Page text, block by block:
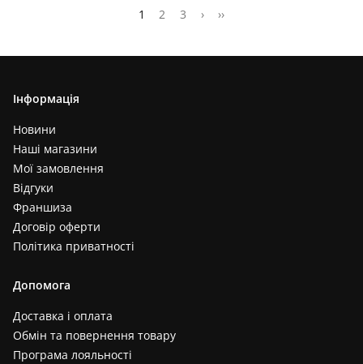
1
2 3 › ››
Інформація
Новини
Наші магазини
Мої замовлення
Відгуки
Франшиза
Договір оферти
Політика приватності
Допомога
Доставка і оплата
Обмін та повернення товару
Програма лояльності